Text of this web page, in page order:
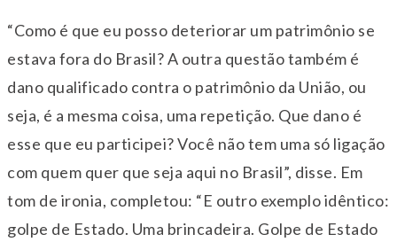
“Como é que eu posso deteriorar um patrimônio se
estava fora do Brasil? A outra questão também é
dano qualificado contra o patrimônio da União, ou
seja, é a mesma coisa, uma repetição. Que dano é
esse que eu participei? Você não tem uma só ligação
com quem quer que seja aqui no Brasil”, disse. Em
tom de ironia, completou: “E outro exemplo idêntico:
golpe de Estado. Uma brincadeira. Golpe de Estado